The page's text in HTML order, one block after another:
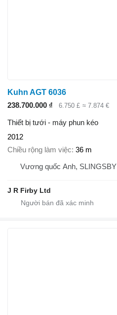
Kuhn AGT 6036
238.700.000 ₫
6.750 £ ≈ 7.874 €
Thiết bị tưới - máy phun kéo
2012
Chiều rộng làm việc 36 m
Vương quốc Anh, SLINGSBY
J R Firby Ltd